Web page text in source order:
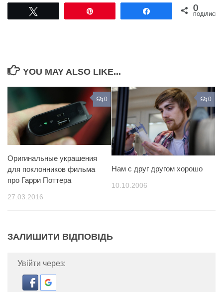
Поділитися0
ПОДІЛИСЬ
YOU MAY ALSO LIKE...
0
Оригинальные украшения
для поклонников фильма
про Гарри Поттера
27.03.2016
0
Нам с друг другом хорошо
10.10.2006
ЗАЛИШИТИ ВІДПОВІДЬ
Увійти через: